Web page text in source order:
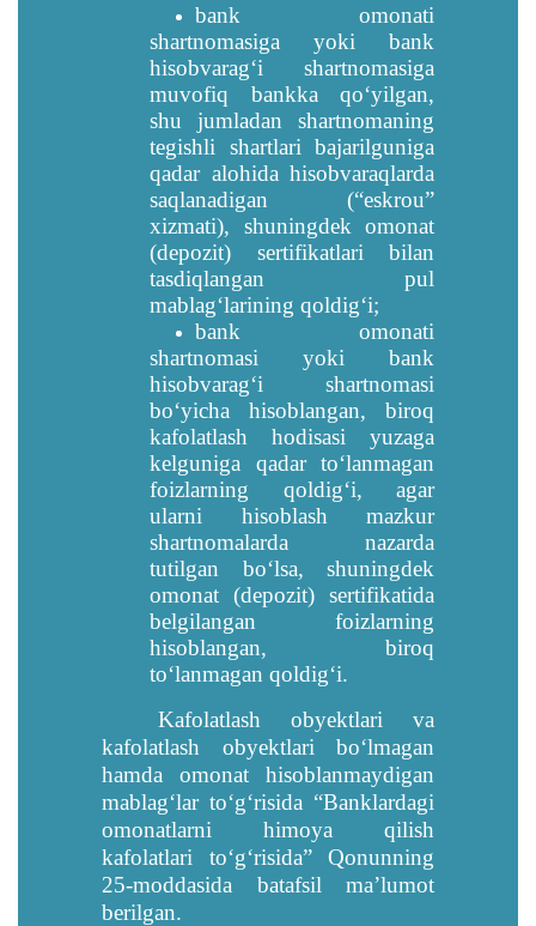
bank omonati
shartnomasiga yoki bank
hisobvaragʻi shartnomasiga
muvofiq bankka qoʻyilgan,
shu jumladan shartnomaning
tegishli shartlari bajarilguniga
qadar alohida hisobvaraqlarda
saqlanadigan (“eskrou”
xizmati), shuningdek omonat
(depozit) sertifikatlari bilan
tasdiqlangan pul
mablagʻlarining qoldigʻi;
bank omonati
shartnomasi yoki bank
hisobvaragʻi shartnomasi
boʻyicha hisoblangan, biroq
kafolatlash hodisasi yuzaga
kelguniga qadar toʻlanmagan
foizlarning qoldigʻi, agar
ularni hisoblash mazkur
shartnomalarda nazarda
tutilgan boʻlsa, shuningdek
omonat (depozit) sertifikatida
belgilangan foizlarning
hisoblangan, biroq
toʻlanmagan qoldigʻi.
Kafolatlash obyektlari va
kafolatlash obyektlari bo‘lmagan
hamda omonat hisoblanmaydigan
mablag‘lar to‘g‘risida “Banklardagi
omonatlarni himoya qilish
kafolatlari toʻgʻrisida” Qonunning
25-moddasida batafsil ma’lumot
berilgan.